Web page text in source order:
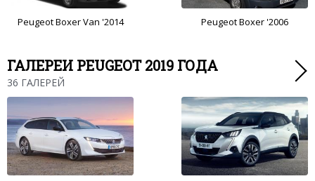
Peugeot Boxer Van '2014 Peugeot Boxer '2006
ГАЛЕРЕИ PEUGEOT 2019 ГОДА
36 ГАЛЕРЕЙ